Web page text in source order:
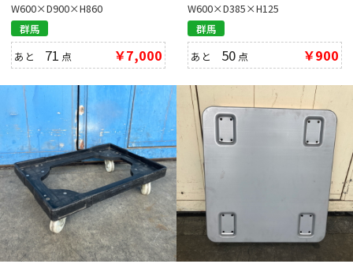
W600×D900×H860
群馬
あと 71 点 ￥7,000
W600×D385×H125
群馬
あと 50 点 ￥900